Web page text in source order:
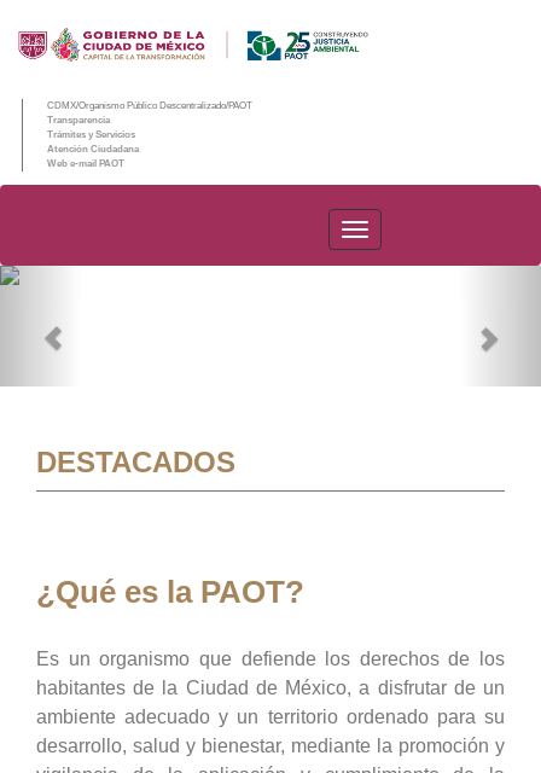
CDMX/Organismo Público Descentralizado/PAOT
Transparencia
Trámites y Servicios
Atención Ciudadana
Web e-mail PAOT
PAOT
DESTACADOS
¿Qué es la PAOT?
Es un organismo que defiende los derechos de los
habitantes de la Ciudad de México, a disfrutar de un
ambiente adecuado y un territorio ordenado para su
desarrollo, salud y bienestar, mediante la promoción y